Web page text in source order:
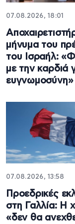
07.08.2026, 18:01
μήνυμα του
του Ισραήλ:
με την καρδιά
ευγνωμοσύνη»
07.08.2026, 13:58
Προεδρικές
στη Γαλλία: Η
«δεν θα